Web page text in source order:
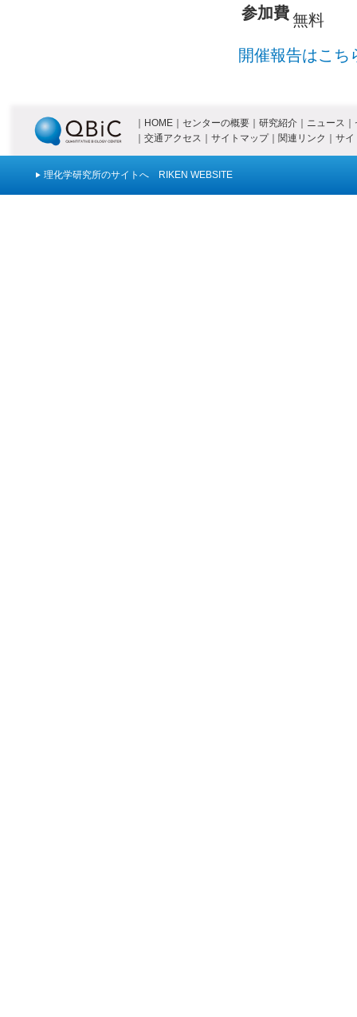
参加費無料
開催報告はこち
｜ HOME｜ センターの概要｜ 研究紹介｜ ニュース ｜
｜ 交通アクセス ｜ サイトマップ｜ 関連リンク ｜ サイ
理化学研究所のサイトへ RIKEN WEBSITE